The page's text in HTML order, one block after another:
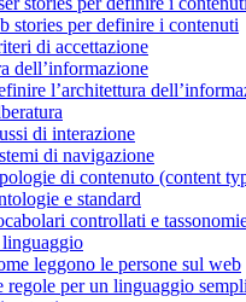
stories per definire i contenuti
di accettazione
dell’informazione
l’architettura
di interazione
di navigazione
di contenuto (content
e standard
controllati e
leggono le persone sul web
regole per un linguaggio